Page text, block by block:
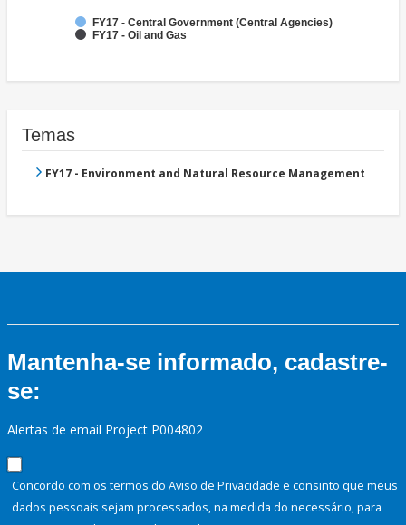
FY17 - Central Government (Central Agencies)
FY17 - Oil and Gas
Temas
FY17 - Environment and Natural Resource Management
Mantenha-se informado, cadastre-
se:
Alertas de email Project P004802
Concordo com os termos do Aviso de Privacidade e consinto que meus
dados pessoais sejam processados, na medida do necessário, para